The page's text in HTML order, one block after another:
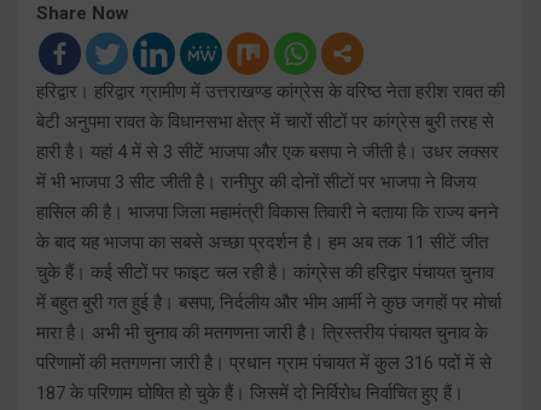
Share Now
हरिद्वार। हरिद्वार ग्रामीण में उत्तराखण्ड कांग्रेस के वरिष्ठ नेता हरीश रावत की
बेटी अनुपमा रावत के विधानसभा क्षेत्र में चारों सीटों पर कांग्रेस बुरी तरह से
हारी है। यहां 4 में से 3 सीटें भाजपा और एक बसपा ने जीती है। उधर लक्सर
में भी भाजपा 3 सीट जीती है। रानीपुर की दोनों सीटों पर भाजपा ने विजय
हासिल की है। भाजपा जिला महामंत्री विकास तिवारी ने बताया कि राज्य बनने
के बाद यह भाजपा का सबसे अच्छा प्रदर्शन है। हम अब तक 11 सीटें जीत
चुके हैं। कई सीटों पर फाइट चल रही है। कांग्रेस की हरिद्वार पंचायत चुनाव
में बहुत बुरी गत हुई है। बसपा, निर्दलीय और भीम आर्मी ने कुछ जगहों पर मोर्चा
मारा है। अभी भी चुनाव की मतगणना जारी है। त्रिस्तरीय पंचायत चुनाव के
परिणामों की मतगणना जारी है। प्रधान ग्राम पंचायत में कुल 316 पदों में से
187 के परिणाम घोषित हो चुके हैं। जिसमें दो निर्विरोध निर्वाचित हुए हैं।